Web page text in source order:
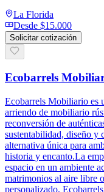
La Florida
Desde $15.000
Solicitar cotización
Ecobarrels
Ecobarrels Mobiliario es
arriendo de mobiliario
reconversión de
sustentabilidad, diseño y
alternativa única para
historia y encanto.La
espacio en un ambiente
matrimonios al aire libre
personalizado,